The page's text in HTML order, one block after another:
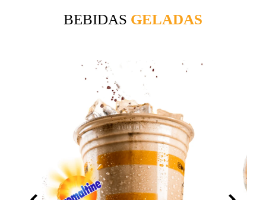
BEBIDAS GELADAS